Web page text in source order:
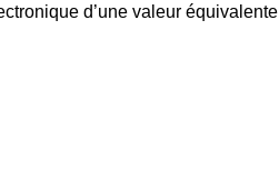
d’une valeur